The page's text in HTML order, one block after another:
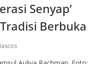
Senyap’
Berbuka